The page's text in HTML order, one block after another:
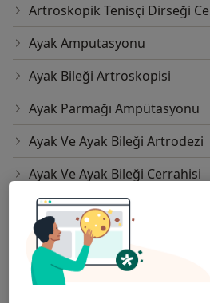
Artroskopik Tenisçi Dirseği
Ayak Amputasyonu
Ayak Bileği Artroskopisi
Ayak Parmağı Ampütasyonu
Ayak Ve Ayak Bileği Artrodezi
Ayak Ve Ayak Bileği Cerrahisi
Ayak Ve Ayak Bileği
Açık Redüksiyon Internal
Ağrı Pompası